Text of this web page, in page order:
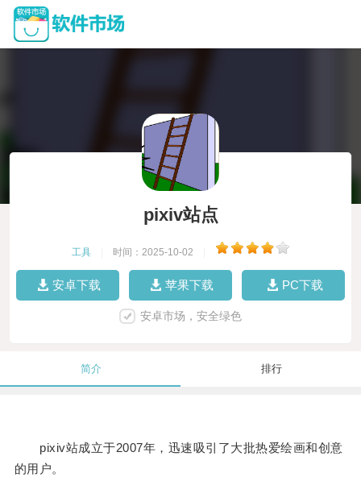
pixiv站点
工具 时间：2025-10-02
安卓下载 苹果下载 PC下载
安卓市场，安全绿色
简介 排行
pixiv站成立于2007年，迅速吸引了大批热爱绘画和创意
的用户。